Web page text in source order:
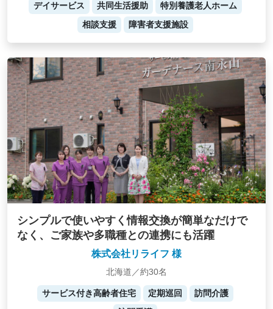
デイサービス 共同生活援助
特別養護老人ホーム
相談支援
障害者支援施設
シンプルで使いやすく情報交換が簡単なだけで
なく、ご家族や多職種との連携にも活躍
株式会社リライフ 様
北海道／約30名
サービス付き高齢者住宅 定期巡回
訪問介護